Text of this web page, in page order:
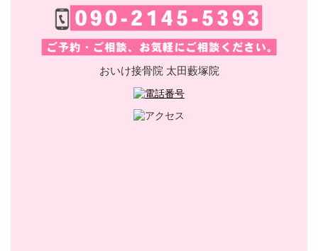
おいけ接骨院 太田藪塚院